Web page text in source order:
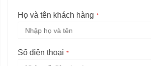
Họ và tên khách hàng
Số điện thoại